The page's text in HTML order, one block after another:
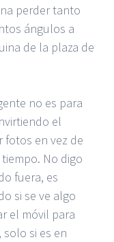
perder tanto
ángulos a
de la plaza de
no es para
el
fotos en vez de
No digo
fuera, es
si se ve algo
el móvil para
si es en